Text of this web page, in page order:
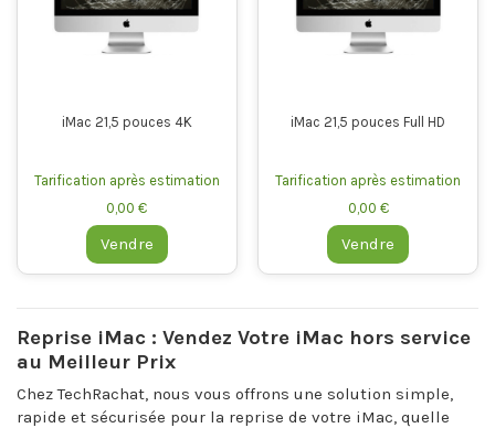
iMac 21,5 pouces 4K
Tarification après estimation
0,00 €
Vendre
iMac 21,5 pouces Full HD
Tarification après estimation
0,00 €
Vendre
Reprise iMac : Vendez Votre iMac hors service
au Meilleur Prix
Chez TechRachat, nous vous offrons une solution simple,
rapide et sécurisée pour la reprise de votre iMac, quelle